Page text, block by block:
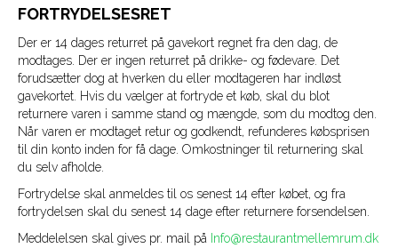
FORTRYDELSESRET
Der er 14 dages returret på gavekort regnet fra den dag, de
modtages. Der er ingen returret på drikke- og fødevare. Det
forudsætter dog at hverken du eller modtageren har indløst
gavekortet. Hvis du vælger at fortryde et køb, skal du blot
returnere varen i samme stand og mængde, som du modtog den.
Når varen er modtaget retur og godkendt, refunderes købsprisen
til din konto inden for få dage. Omkostninger til returnering skal
du selv afholde.
Fortrydelse skal anmeldes til os senest 14 efter købet, og fra
fortrydelsen skal du senest 14 dage efter returnere forsendelsen.
Meddelelsen skal gives pr. mail på Info@restaurantmellemrum.dk